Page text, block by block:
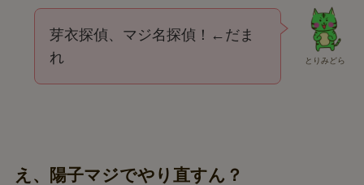
とりみどら
芽衣探偵、マジ名探偵！←だま
れ
え、陽子マジでやり直すん？